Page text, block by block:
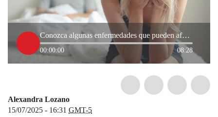
Conozca algunas enfermedades que pueden afectar el deseo sexual, según experto
00:00:00 08:28
Alexandra Lozano
15/07/2025 - 16:31 GMT-5